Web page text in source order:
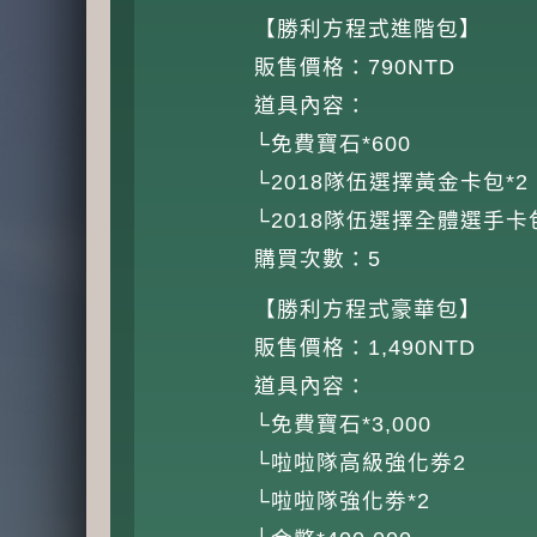
【勝利方程式進階包】
販售價格：790NTD
道具內容：
└免費寶石*600
└2018隊伍選擇黃金卡包*2
└2018隊伍選擇全體選手卡
購買次數：5
【勝利方程式豪華包】
販售價格：1,490NTD
道具內容：
└免費寶石*3,000
└啦啦隊高級強化劵2
└啦啦隊強化劵*2